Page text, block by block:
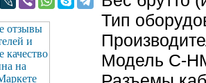
Тип
Модель C-